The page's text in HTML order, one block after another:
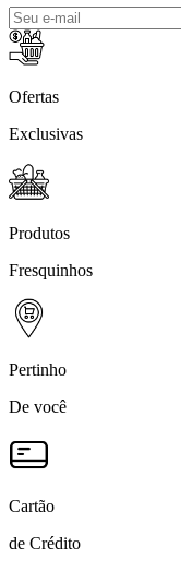
Ofertas
Exclusivas
Produtos
Fresquinhos
Pertinho
De você
Cartão
de Crédito